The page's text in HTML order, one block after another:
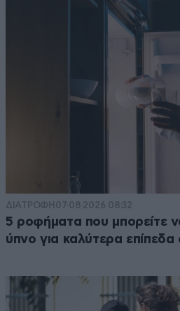
ΔΙΑΤΡΟΦΗ 07·08·2026 08:32
5 ροφήματα που μπορείτε
ύπνο για καλύτερα